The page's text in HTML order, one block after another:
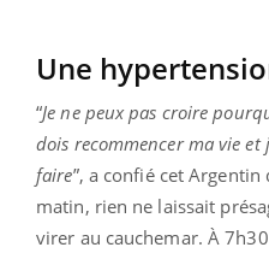
Une
“Je ne peux pas croire
dois recommencer ma vie et
faire”, a confié cet
matin, rien ne laissait
virer au cauchemar. À